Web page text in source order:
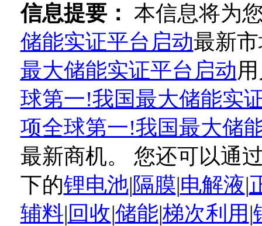
信息提要： 本信息将为
储能实证平台启动最新
最大储能实证平台启动
球第一!我国最大储能实
项全球第一!我国最大储
最新商机。 您还可以通
下的锂电池|隔膜|电解液|
辅料|回收|储能|梯次利用|